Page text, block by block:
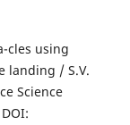
cles using
landing / S.V.
Science